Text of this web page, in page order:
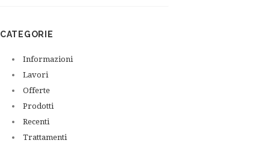
CATEGORIE
Informazioni
Lavori
Offerte
Prodotti
Recenti
Trattamenti